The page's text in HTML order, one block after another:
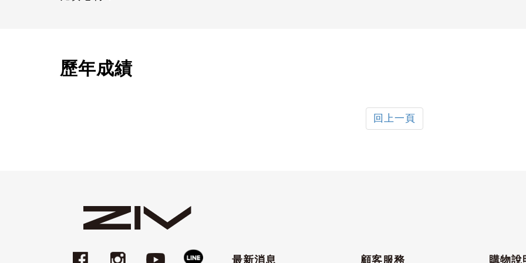
歷年成績
回上一頁
最新消息 顧客服務 購物說